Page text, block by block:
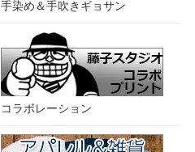
手染め＆手吹きギョサン
コラボレーション